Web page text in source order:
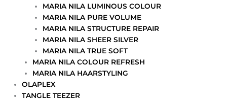
MARIA NILA LUMINOUS COLOUR
MARIA NILA PURE VOLUME
MARIA NILA STRUCTURE REPAIR
MARIA NILA SHEER SILVER
MARIA NILA TRUE SOFT
MARIA NILA COLOUR REFRESH
MARIA NILA HAARSTYLING
OLAPLEX
TANGLE TEEZER